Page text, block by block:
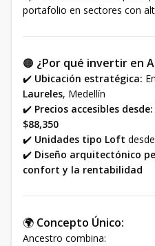
portafolio en sectores con
🟠 ¿Por qué invertir en
✔️ Ubicación estratégica:
Laureles, Medellín
✔️ Precios accesibles desde:
$88,350
✔️ Unidades tipo Loft desde
✔️ Diseño arquitectónico
confort y la rentabilidad
🌍 Concepto Único:
Ancestro combina: